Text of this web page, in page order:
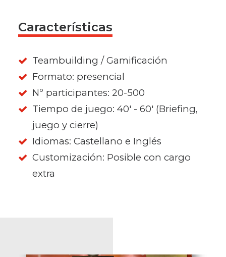
Características
Teambuilding / Gamificación
Formato: presencial
Nº participantes: 20-500
Tiempo de juego: 40' - 60' (Briefing,
juego y cierre)
Idiomas: Castellano e Inglés
Customización: Posible con cargo
extra